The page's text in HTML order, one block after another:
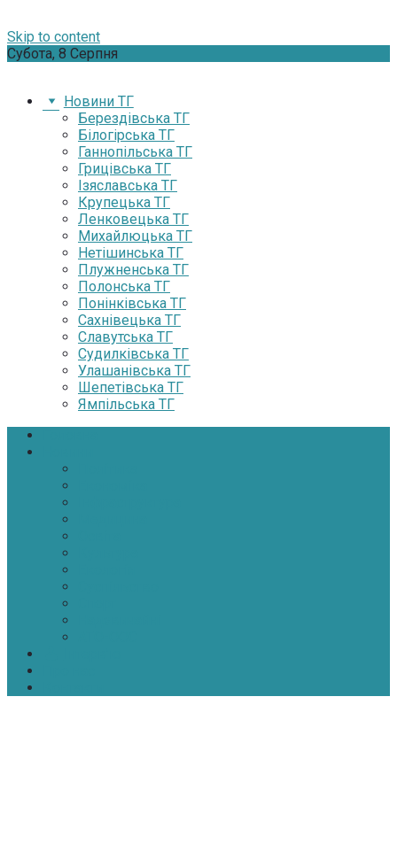
Skip to content
Субота, 8 Серпня
Новини ТГ
Берездівська ТГ
Білогірська ТГ
Ганнопільська ТГ
Грицівська ТГ
Ізяславська ТГ
Крупецька ТГ
Ленковецька ТГ
Михайлюцька ТГ
Нетішинська ТГ
Плужненська ТГ
Полонська ТГ
Понінківська ТГ
Сахнівецька ТГ
Славутська ТГ
Судилківська ТГ
Улашанівська ТГ
Шепетівська ТГ
Ямпільська ТГ